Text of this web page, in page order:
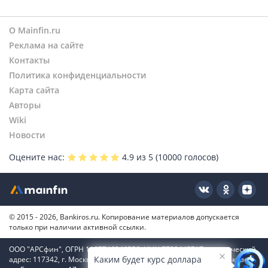
Россельхозбанк
Совкомбанк
МТС Банк
Ренессанс Банк
Московский Кредитный Банк
Банк ДОМ.РФ
БСПБ
Банк Уралсиб
Яндекс Банк
Азиатско-Тихоокеанский Банк
Металлинвестбанк
О Mainfin.ru
Реклама на сайте
Контакты
Политика конфиденциальности
Карта сайта
Авторы
Wiki
Новости
Оцените нас:
4.9 из 5 (10000 голосов)
© 2015 - 2026, Bankiros.ru. Копирование материалов допускается
только при наличии активной ссылки.
ООО "АРСфин", ОГРН 1187746346556, ИНН 7722445717, юридический
адрес: 117342, г. Москва, вн. тер. г. муниципальный округ Коньково,
Каким будет курс доллара